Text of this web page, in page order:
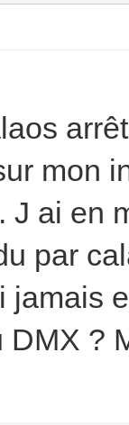
mon
J ai en
par
jamais
?